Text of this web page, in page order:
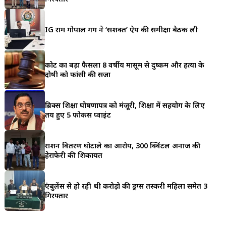
IG राम गोपाल गर्ग ने ‘सशक्त’ ऐप की समीक्षा बैठक ली
कोर्ट का बड़ा फैसला 8 वर्षीय मासूम से दुष्कर्म और हत्या के
दोषी को फांसी की सजा
ब्रिक्स शिक्षा घोषणापत्र को मंजूरी, शिक्षा में सहयोग के लिए
तय हुए 5 फोकस प्वाइंट
राशन वितरण घोटाले का आरोप, 300 क्विंटल अनाज की
हेराफेरी की शिकायत
एंबुलेंस से हो रही थी करोड़ो की ड्रग्स तस्करी महिला समेत 3
गिरफ्तार